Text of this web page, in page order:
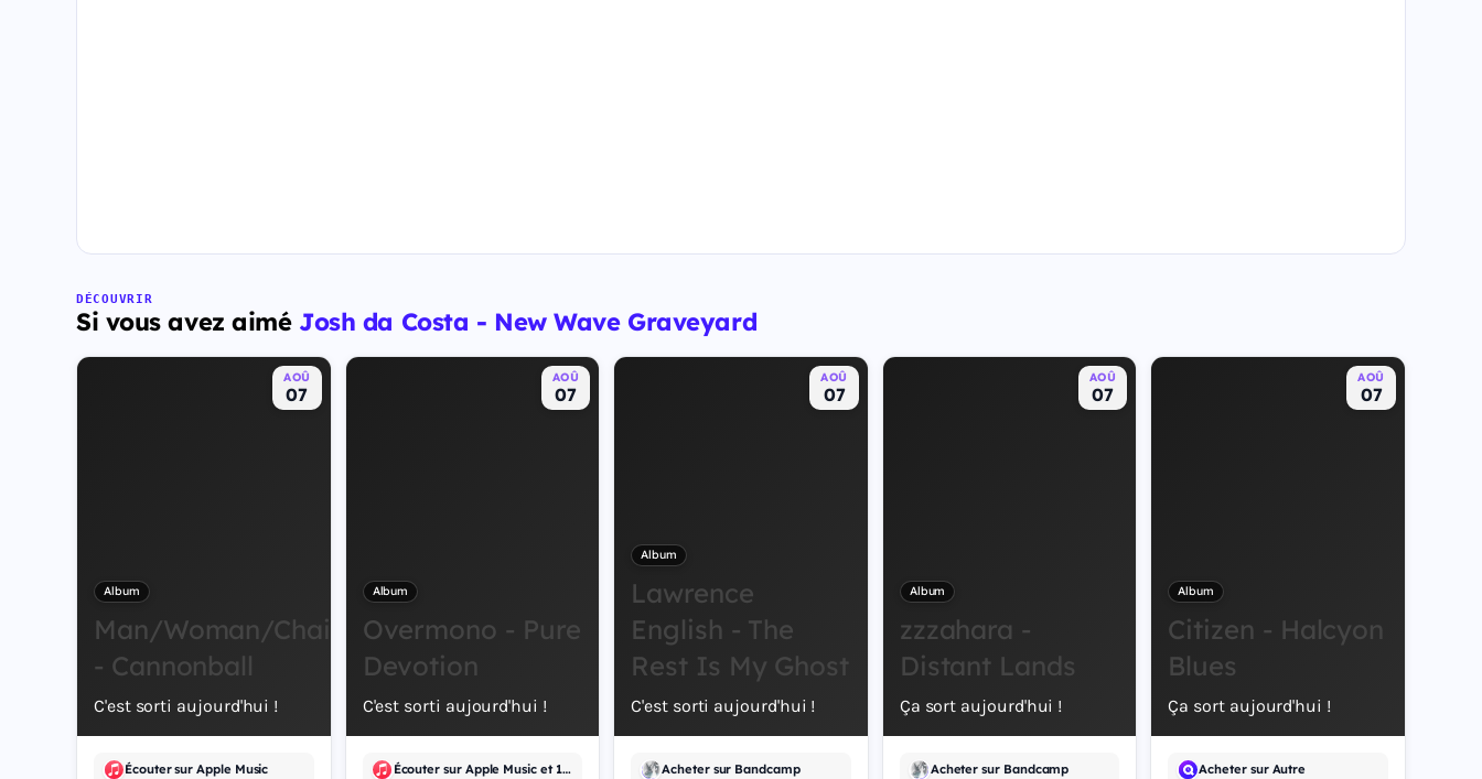
DÉCOUVRIR
Si vous avez aimé Josh da Costa - New Wave Graveyard
AOÛ
07
Album
Man/Woman/Chainsaw
- Cannonball
C'est sorti aujourd'hui !
Écouter sur Apple Music
AOÛ
07
Album
Overmono - Pure
Devotion
C'est sorti aujourd'hui !
Écouter sur Apple Music et 1 autre
AOÛ
07
Album
Lawrence
English - The
Rest Is My Ghost
C'est sorti aujourd'hui !
Acheter sur Bandcamp
AOÛ
07
Album
zzzahara -
Distant Lands
Ça sort aujourd'hui !
Acheter sur Bandcamp
AOÛ
07
Album
Citizen - Halcyon
Blues
Ça sort aujourd'hui !
Acheter sur Autre